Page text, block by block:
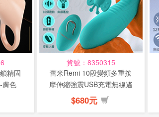
精固
膚色
貨號：8350315
蕾米Remi 10段變頻多重按
摩伸縮強震USB充電無線遙
控震...
$680元